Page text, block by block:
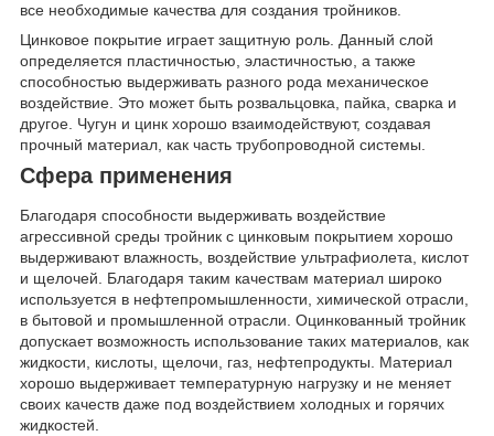
все необходимые качества для создания тройников.
Цинковое покрытие играет защитную роль. Данный слой
определяется пластичностью, эластичностью, а также
способностью выдерживать разного рода механическое
воздействие. Это может быть розвальцовка, пайка, сварка и
другое. Чугун и цинк хорошо взаимодействуют, создавая
прочный материал, как часть трубопроводной системы.
Сфера применения
Благодаря способности выдерживать воздействие
агрессивной среды тройник с цинковым покрытием хорошо
выдерживают влажность, воздействие ультрафиолета, кислот
и щелочей. Благодаря таким качествам материал широко
используется в нефтепромышленности, химической отрасли,
в бытовой и промышленной отрасли. Оцинкованный тройник
допускает возможность использование таких материалов, как
жидкости, кислоты, щелочи, газ, нефтепродукты. Материал
хорошо выдерживает температурную нагрузку и не меняет
своих качеств даже под воздействием холодных и горячих
жидкостей.